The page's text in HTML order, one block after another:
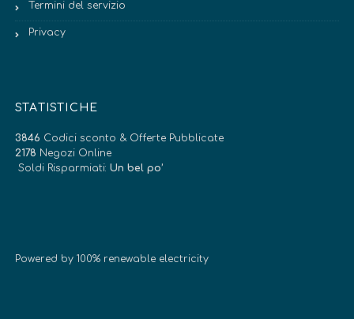
Termini del servizio
Privacy
STATISTICHE
3846 Codici sconto & Offerte Pubblicate
2178 Negozi Online
Soldi Risparmiati: Un bel po’
Powered by 100% renewable electricity